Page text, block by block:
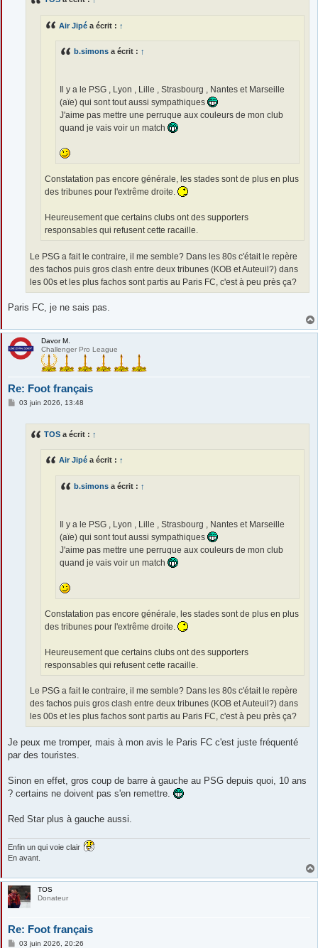
Air Jipé a écrit : ↑
b.simons a écrit : ↑
Il y a le PSG , Lyon , Lille , Strasbourg , Nantes et Marseille
(aïe) qui sont tout aussi sympathiques
J'aime pas mettre une perruque aux couleurs de mon club
quand je vais voir un match
Constatation pas encore générale, les stades sont de plus en plus
des tribunes pour l'extrême droite.
Heureusement que certains clubs ont des supporters
responsables qui refusent cette racaille.
Le PSG a fait le contraire, il me semble? Dans les 80s c'était le repère
des fachos puis gros clash entre deux tribunes (KOB et Auteuil?) dans
les 00s et les plus fachos sont partis au Paris FC, c'est à peu près ça?
Paris FC, je ne sais pas.
Davor M.
Challenger Pro League
Re: Foot français
M03 juin 2026, 13:48
TOS a écrit : ↑
Air Jipé a écrit : ↑
b.simons a écrit : ↑
Il y a le PSG , Lyon , Lille , Strasbourg , Nantes et Marseille
(aïe) qui sont tout aussi sympathiques
J'aime pas mettre une perruque aux couleurs de mon club
quand je vais voir un match
Constatation pas encore générale, les stades sont de plus en plus
des tribunes pour l'extrême droite.
Heureusement que certains clubs ont des supporters
responsables qui refusent cette racaille.
Le PSG a fait le contraire, il me semble? Dans les 80s c'était le repère
des fachos puis gros clash entre deux tribunes (KOB et Auteuil?) dans
les 00s et les plus fachos sont partis au Paris FC, c'est à peu près ça?
Je peux me tromper, mais à mon avis le Paris FC c'est juste fréquenté
par des touristes.
Sinon en effet, gros coup de barre à gauche au PSG depuis quoi, 10 ans
? certains ne doivent pas s'en remettre.
Red Star plus à gauche aussi.
Enfin un qui voie clair
En avant.
TOS
Donateur
Re: Foot français
M03 juin 2026, 20:26